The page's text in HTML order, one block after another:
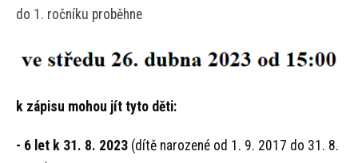
do 1. ročníku proběhne
k zápisu mohou jít tyto děti:
- 6 let k 31. 8. 2023 (dítě narozené od 1. 9. 2017 do 31. 8.